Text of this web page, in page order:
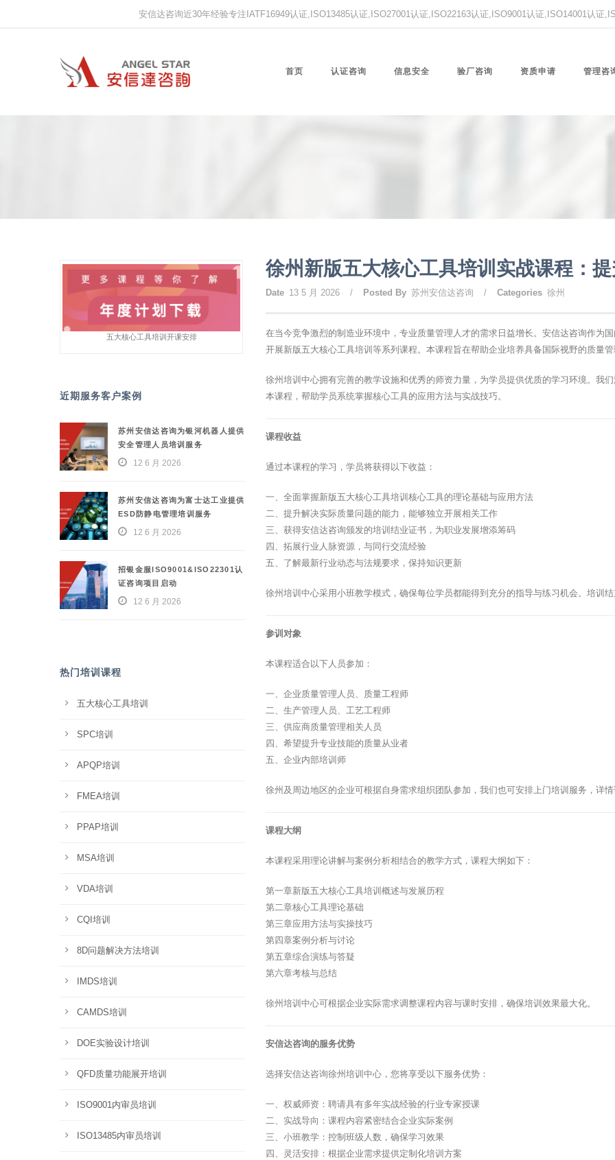
安信达咨询近30年经验专注IATF16949认证,ISO13485认证,ISO27001认证,ISO22163认证,ISO9001认证,ISO14001认证
首页 认证咨询 信息安全 验厂咨询 资质申请 管理咨
徐州新版五大核心工具培训实战课程：
Date 13 5 月 2026 / Posted By 苏州安信达咨询 / Categories 徐州
在当今竞争激烈的制造业环境中，专业质量管理人才的需求日益增长。安信达咨询作为
开展新版五大核心工具培训等系列课程。本课程旨在帮助企业培养具备国际视野的质量
徐州培训中心拥有完善的教学设施和优秀的师资力量，为学员提供优质的学习环境。我
本课程，帮助学员系统掌握核心工具的应用方法与实战技巧。
课程收益
通过本课程的学习，学员将获得以下收益：
一、全面掌握新版五大核心工具培训核心工具的理论基础与应用方法
二、提升解决实际质量问题的能力，能够独立开展相关工作
三、获得安信达咨询颁发的培训结业证书，为职业发展增添筹码
四、拓展行业人脉资源，与同行交流经验
五、了解最新行业动态与法规要求，保持知识更新
徐州培训中心采用小班教学模式，确保每位学员都能得到充分的指导与练习机会。培训
参训对象
本课程适合以下人员参加：
一、企业质量管理人员、质量工程师
二、生产管理人员、工艺工程师
三、供应商质量管理相关人员
四、希望提升专业技能的质量从业者
五、企业内部培训师
徐州及周边地区的企业可根据自身需求组织团队参加，我们也可安排上门培训服务，详情
课程大纲
本课程采用理论讲解与案例分析相结合的教学方式，课程大纲如下：
第一章新版五大核心工具培训概述与发展历程
第二章核心工具理论基础
第三章应用方法与实操技巧
第四章案例分析与讨论
第五章综合演练与答疑
第六章考核与总结
徐州培训中心可根据企业实际需求调整课程内容与课时安排，确保培训效果最大化。
安信达咨询的服务优势
选择安信达咨询徐州培训中心，您将享受以下服务优势：
一、权威师资：聘请具有多年实战经验的行业专家授课
二、实战导向：课程内容紧密结合企业实际案例
三、小班教学：控制班级人数，确保学习效果
四、灵活安排：根据企业需求提供定制化培训方案
五大核心工具培训开课安排
近期服务客户案例
苏州安信达咨询为银河机器人提供
安全管理人员培训服务
12 6 月 2026
苏州安信达咨询为富士达工业提供
ESD防静电管理培训服务
12 6 月 2026
招银金服ISO9001&ISO22301认
证咨询项目启动
12 6 月 2026
热门培训课程
五大核心工具培训
SPC培训
APQP培训
FMEA培训
PPAP培训
MSA培训
VDA培训
CQI培训
8D问题解决方法培训
IMDS培训
CAMDS培训
DOE实验设计培训
QFD质量功能展开培训
ISO9001内审员培训
ISO13485内审员培训